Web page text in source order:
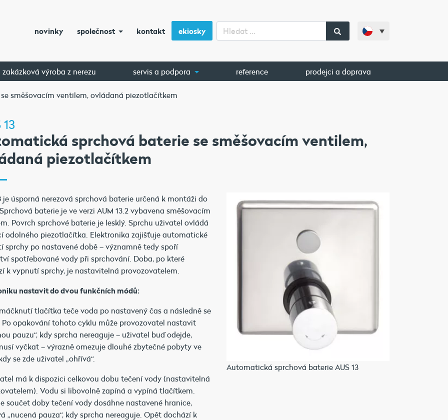
novinky společnost kontakt ekiosky
zakázková výroba z nerezu servis a podpora reference prodejci a doprava
směšovacím ventilem, ovládaná piezotlačítkem
sprchová baterie se směšovacím ventilem,
piezotlačítkem
Automatická sprchová baterie AUS 13
je úsporná nerezová sprchová baterie určená k montáži do
baterie je ve verzi AUM 13.2 vybavena směšovacím
Povrch sprchové baterie je lesklý. Sprchu uživatel ovládá
odolného piezotlačítka. Elektronika zajišťuje automatické
sprchy po nastavené době – významně tedy spoří
spotřebované vody při sprchování. Doba, po které
k vypnutí sprchy, je nastavitelná provozovatelem.
nastavit do dvou funkčních módů:
tlačítka teče voda po nastavený čas a následně se
Po opakování tohoto cyklu může provozovatel nastavit
pauzu“, kdy sprcha nereaguje – uživatel buď odejde,
vyčkat – výrazně omezuje dlouhé zbytečné pobyty ve
se zde uživatel „ohřívá“.
má k dispozici celkovou dobu tečení vody (nastavitelná
Vodu si libovolně zapíná a vypíná tlačítkem.
součet doby tečení vody dosáhne nastavené hranice,
„nucená pauza“, kdy sprcha nereaguje. Opět dochází k